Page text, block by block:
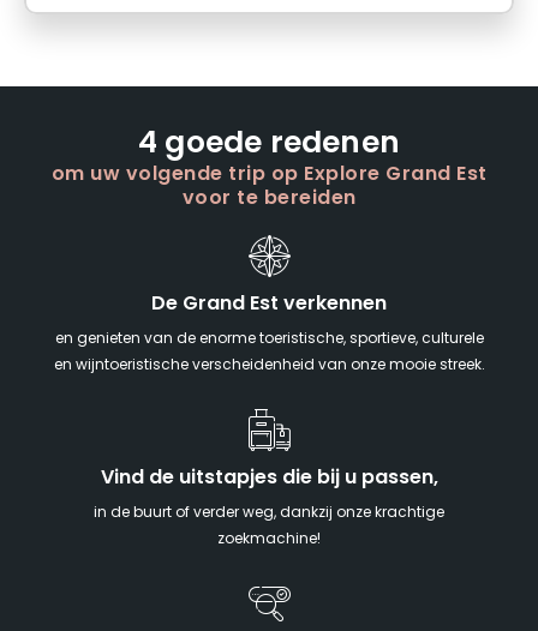
4 goede redenen
om uw volgende trip op Explore Grand Est
voor te bereiden
De Grand Est verkennen
en genieten van de enorme toeristische, sportieve, culturele
en wijntoeristische verscheidenheid van onze mooie streek.
Vind de uitstapjes die bij u passen,
in de buurt of verder weg, dankzij onze krachtige
zoekmachine!